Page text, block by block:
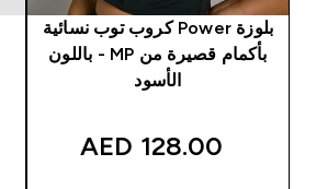
بلوزة Power كروب توب نسائية
بأكمام قصيرة من MP - باللون
الأسود
128.00 AED‎